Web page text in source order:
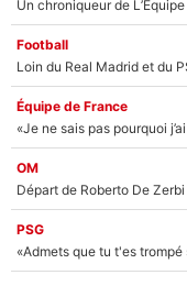
Football
Équipe de France
OM
PSG